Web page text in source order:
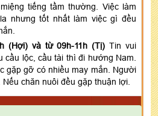
tiếng tầm thường. Việc làm
nhưng tốt nhất làm việc gì đều
(Hợi) và từ 09h-11h (Tị) Tin vui
cầu lộc, cầu tài thì đi hướng Nam.
gặp gỡ có nhiều may mắn. Người
Nếu chăn nuôi đều gặp thuận lợi.